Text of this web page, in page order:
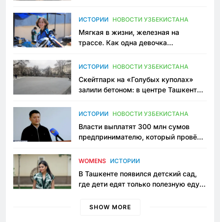
ИСТОРИИ НОВОСТИ УЗБЕКИСТАНА
Мягкая в жизни, железная на
трассе. Как одна девочка
Узбекистане
ИСТОРИИ НОВОСТИ УЗБЕКИСТАНА
Скейтпарк на «Голубых куполах»
залили бетоном: в центре Ташкента
пространство
ИСТОРИИ НОВОСТИ УЗБЕКИСТАНА
Власти выплатят 300 млн сумов
предпринимателю, который провёл
приговору
WOMENS ИСТОРИИ
В Ташкенте появился детский сад,
где дети едят только полезную еду.
просить «кашу без сахара»
SHOW MORE